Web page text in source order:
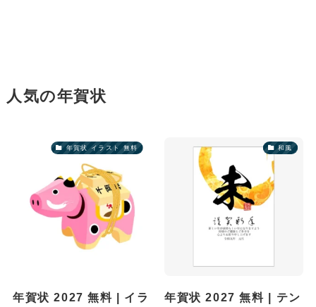
人気の年賀状
年賀状 イラスト 無料
年賀状 2027 無料 | イラ
和風
年賀状 2027 無料 | テン